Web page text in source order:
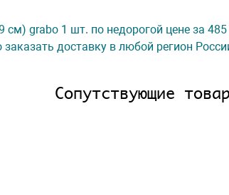
grabo 1 шт. по недорогой цене за
доставку в любой регион
Сопутствующие